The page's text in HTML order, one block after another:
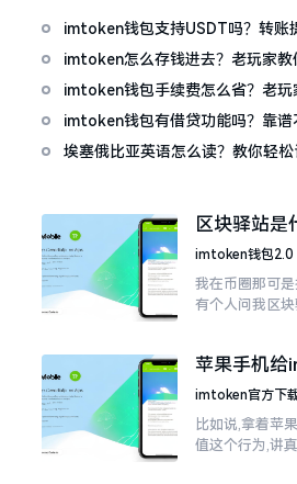
imtoken钱包支持USDT吗？转账
imtoken怎么存钱进去？老玩家教
imtoken钱包手续费怎么省？老玩
在招
imtoken钱包有借贷功能吗？靠谱
楚
埃塞俄比亚英语怎么读？教你轻
区块驿站是
ETH到底咋
imtoken钱包2.0
我在币圈那可
有个人问我区块
找了些资料
苹果手机给
值，这几步
imtoken官方下
比如说,拿着苹
值这个行为,讲